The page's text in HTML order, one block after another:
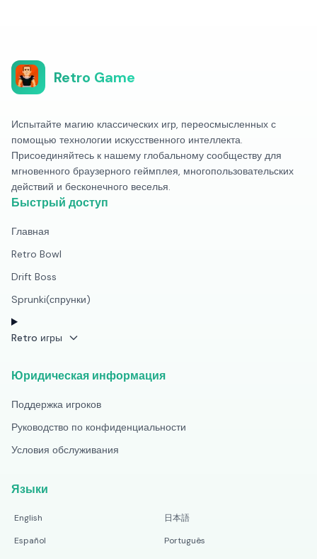
Retro Game
Испытайте магию классических игр, переосмысленных с
помощью технологии искусственного интеллекта.
Присоединяйтесь к нашему глобальному сообществу для
мгновенного браузерного геймплея, многопользовательских
действий и бесконечного веселья.
Быстрый доступ
Главная
Retro Bowl
Drift Boss
Sprunki(спрунки)
Retro игры
Юридическая информация
Поддержка игроков
Руководство по конфиденциальности
Условия обслуживания
Языки
English
日本語
Español
Português